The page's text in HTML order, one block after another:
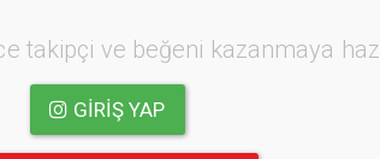
takipçi ve beğeni kazanmaya
GIRIŞ YAP